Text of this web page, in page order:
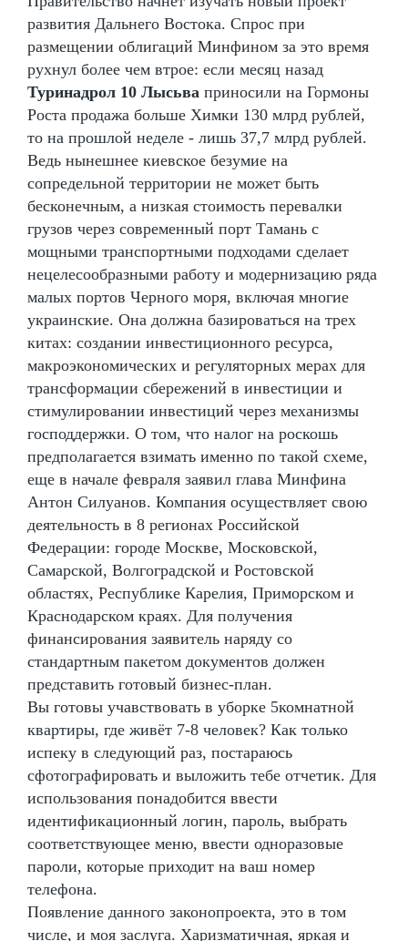
развития Дальнего Востока. Спрос при
размещении облигаций Минфином за это время
рухнул более чем втрое: если месяц назад
Туринадрол 10 Лысьва приносили на Гормоны
Роста продажа больше Химки 130 млрд рублей,
то на прошлой неделе - лишь 37,7 млрд рублей.
Ведь нынешнее киевское безумие на
сопредельной территории не может быть
бесконечным, а низкая стоимость перевалки
грузов через современный порт Тамань с
мощными транспортными подходами сделает
нецелесообразными работу и модернизацию ряда
малых портов Черного моря, включая многие
украинские. Она должна базироваться на трех
китах: создании инвестиционного ресурса,
макроэкономических и регуляторных мерах для
трансформации сбережений в инвестиции и
стимулировании инвестиций через механизмы
господдержки. О том, что налог на роскошь
предполагается взимать именно по такой схеме,
еще в начале февраля заявил глава Минфина
Антон Силуанов. Компания осуществляет свою
деятельность в 8 регионах Российской
Федерации: городе Москве, Московской,
Самарской, Волгоградской и Ростовской
областях, Республике Карелия, Приморском и
Краснодарском краях. Для получения
финансирования заявитель наряду со
стандартным пакетом документов должен
представить готовый бизнес-план.
Вы готовы учавствовать в уборке 5комнатной
квартиры, где живёт 7-8 человек? Как только
испеку в следующий раз, постараюсь
сфотографировать и выложить тебе отчетик. Для
использования понадобится ввести
идентификационный логин, пароль, выбрать
соответствующее меню, ввести одноразовые
пароли, которые приходит на ваш номер
телефона.
Появление данного законопроекта, это в том
числе, и моя заслуга. Харизматичная, яркая и